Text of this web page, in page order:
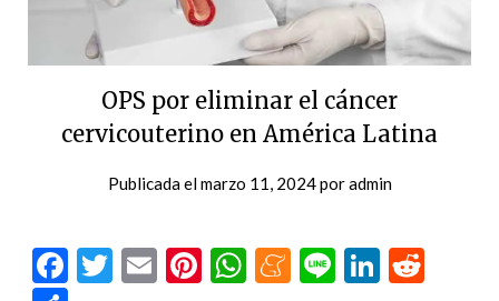
OPS por eliminar el cáncer
cervicouterino en América Latina
Publicada elmarzo 11, 2024poradmin
Facebook
Twitter
EmailPinterest
WhatsApp
Meneame
Line